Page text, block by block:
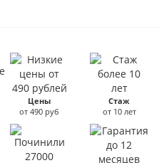
Цены
от 490 руб
Стаж
от 10 лет